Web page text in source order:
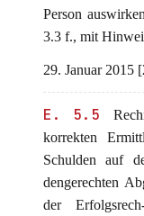
Person
3.3 f., mit
29. Januar 2015
E. 5.5
korrekten
Schulden auf
dengerechten
der